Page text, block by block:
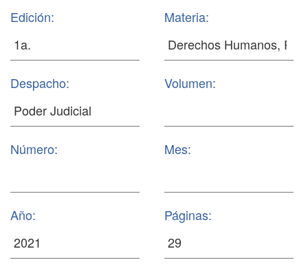
Edición: Materia:
Despacho: Volumen:
Número: Mes:
Año: Páginas: